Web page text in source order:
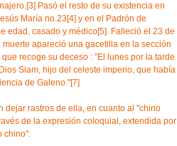
Pasó el resto de su existencia en
María no.23[4] y en el Padrón de
edad, casado y médico[5]. Falleció el 23 de
apareció una gacetilla en la sección
recoge su deceso : "El lunes por la tarde
Siam, hijo del celeste imperio, que había
de Galeno."[7]
dejar rastros de ella, en cuanto al "chino
de la expresión coloquial, extendida por
chino".